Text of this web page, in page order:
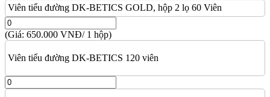
Viên tiểu đường DK-BETICS GOLD, hộp 2 lọ 60 Viên
(Giá: 650.000 VNĐ/ 1 hộp)
Viên tiểu đường DK-BETICS 120 viên